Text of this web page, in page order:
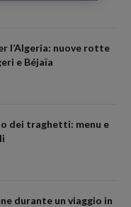
l’Algeria: nuove rotte
e Béjaïa
dei traghetti: menu e
durante un viaggio in